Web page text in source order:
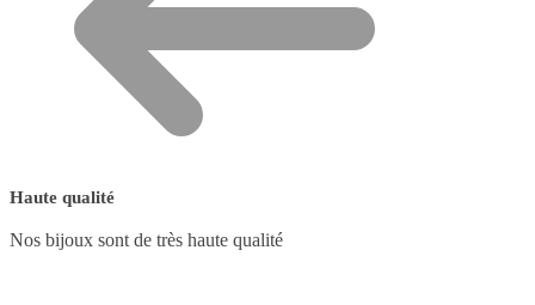
Haute qualité
Nos bijoux sont de très haute qualité